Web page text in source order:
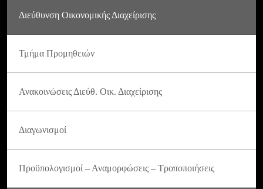
Διεύθυνση Οικονομικής Διαχείρισης
Τμήμα Προμηθειών
Ανακοινώσεις Διεύθ. Οικ. Διαχείρισης
Διαγωνισμοί
Προϋπολογισμοί – Αναμορφώσεις – Τροποποιήσεις